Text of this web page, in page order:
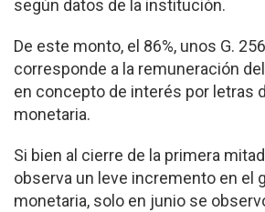
según datos de la institución.
De este monto, el 86%, unos G.
corresponde a la remuneración
en concepto de interés por letras
monetaria.
Si bien al cierre de la primera
observa un leve incremento en el
monetaria, solo en junio se